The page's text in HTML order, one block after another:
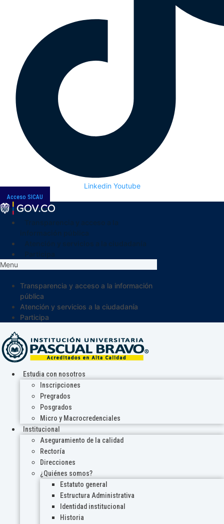
Linkedin Youtube
Acceso SICAU
Menu
Transparencia y acceso a la información
pública
Atención y servicios a la ciudadanía
Participa
Estudia con nosotros
Inscripciones
Pregrados
Posgrados
Micro y Macrocredenciales
Institucional
Aseguramiento de la calidad
Rectoría
Direcciones
¿Quiénes somos?
Estatuto general
Estructura Administrativa
Identidad institucional
Historia